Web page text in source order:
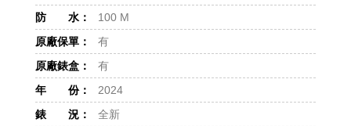
防 水：
100 M
原廠保單：
有
原廠錶盒：
有
年 份：
2024
錶 況：
全新